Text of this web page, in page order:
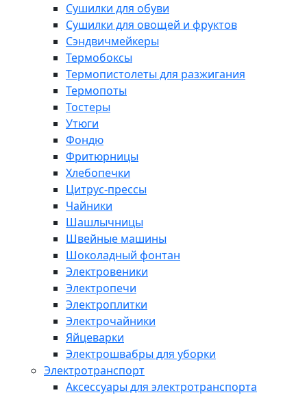
Сушилки для обуви
Сушилки для овощей и фруктов
Сэндвичмейкеры
Термобоксы
Термопистолеты для разжигания
Термопоты
Тостеры
Утюги
Фондю
Фритюрницы
Хлебопечки
Цитрус-прессы
Чайники
Шашлычницы
Швейные машины
Шоколадный фонтан
Электровеники
Электропечи
Электроплитки
Электрочайники
Яйцеварки
Электрошвабры для уборки
Электротранспорт
Аксессуары для электротранспорта